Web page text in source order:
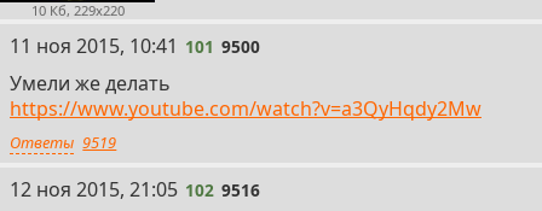
10 Кб, 229x220
101
11 ноя 2015, 10:41 101 9500
Умели же делать
https://www.youtube.com/watch?v=a3QyHqdy2Mw
Ответы 9519
102
12 ноя 2015, 21:05 102 9516